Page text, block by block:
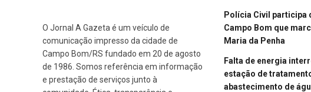
O Jornal A Gazeta é um veículo de
comunicação impresso da cidade de
Campo Bom/RS fundado em 20 de agosto
de 1986. Somos referência em informação
e prestação de serviços junto à
Polícia Civil participa
Campo Bom que
Maria da Penha
Falta de energia
estação de
abastecimento de